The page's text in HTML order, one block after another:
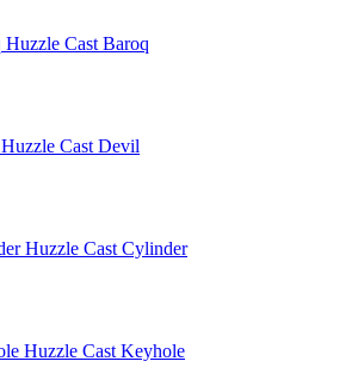
Huzzle Cast Baroq
Huzzle Cast Devil
Huzzle Cast Cylinder
Huzzle Cast Keyhole